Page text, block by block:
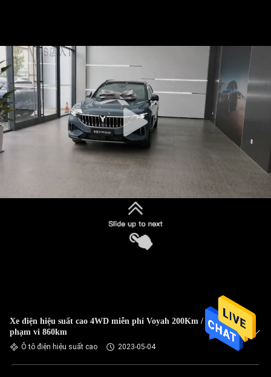
Xe điện hiệu suất cao 4WD miễn phí Voyah 200Km / h Xe
phạm vi 860km
Ô tô điện hiệu suất cao 2023-05-04